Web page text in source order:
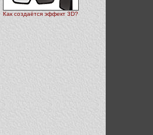
Как создаётся эффект 3D?